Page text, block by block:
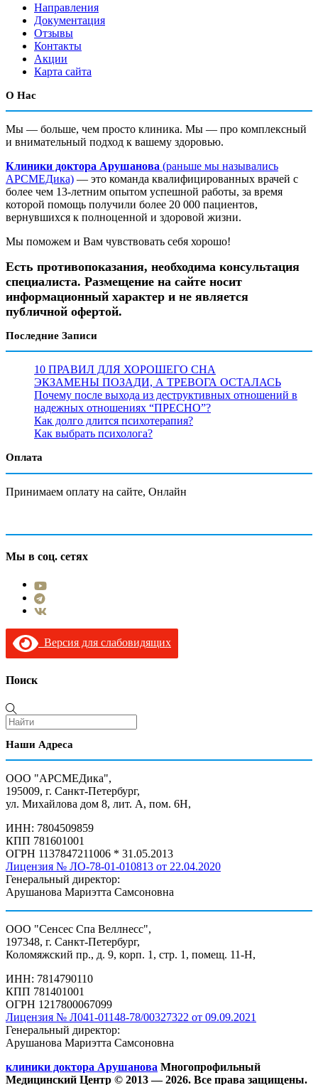
Направления
Документация
Отзывы
Контакты
Акции
Карта сайта
О Нас
Мы — больше, чем просто клиника. Мы — про комплексный
и внимательный подход к вашему здоровью.
Клиники доктора Арушанова (раньше мы назывались
АРСМЕДика) — это команда квалифицированных врачей с
более чем 13-летним опытом успешной работы, за время
которой помощь получили более 20 000 пациентов,
вернувшихся к полноценной и здоровой жизни.
Мы поможем и Вам чувствовать себя хорошо!
Есть противопоказания, необходима консультация
специалиста. Размещение на сайте носит
информационный характер и не является
публичной офертой.
Последние Записи
10 ПРАВИЛ ДЛЯ ХОРОШЕГО СНА
ЭКЗАМЕНЫ ПОЗАДИ, А ТРЕВОГА ОСТАЛАСЬ
Почему после выхода из деструктивных отношений в
надежных отношениях “ПРЕСНО”?
Как долго длится психотерапия?
Как выбрать психолога?
Оплата
Принимаем оплату на сайте, Онлайн
Мы в соц. сетях
Версия для слабовидящих
Поиск
Наши Адреса
ООО "АРСМЕДика",
195009, г. Санкт-Петербург,
ул. Михайлова дом 8, лит. А, пом. 6Н,
ИНН: 7804509859
КПП 781601001
ОГРН 1137847211006 * 31.05.2013
Лицензия № ЛО-78-01-010813 от 22.04.2020
Генеральный директор:
Арушанова Мариэтта Самсоновна
ООО "Сенсес Спа Веллнесс",
197348, г. Санкт-Петербург,
Коломяжский пр., д. 9, корп. 1, стр. 1, помещ. 11-Н,
ИНН: 7814790110
КПП 781401001
ОГРН 1217800067099
Лицензия № Л041-01148-78/00327322 от 09.09.2021
Генеральный директор:
Арушанова Мариэтта Самсоновна
клиники доктора Арушанова Многопрофильный
Медицинский Центр © 2013 —2026. Все права защищены.